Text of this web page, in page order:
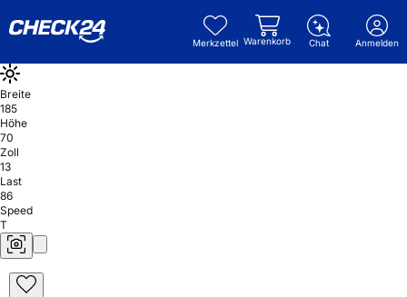
Merkzettel Warenkorb Chat Anmelden
Breite
185
Höhe
70
Zoll
13
Last
86
Speed
T